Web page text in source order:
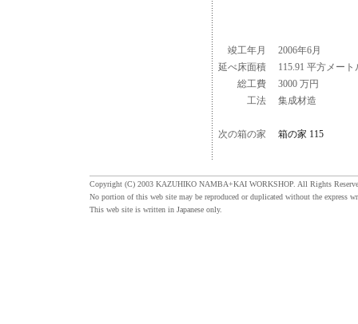
竣工年月
2006年6月
延べ床面積
115.91 平方メート
総工費
3000 万円
工法
集成材造
次の箱の家 箱の家 115
Copyright (C) 2003 KAZUHIKO NAMBA+KAI WORKSHOP. All Rights
No portion of this web site may be reproduced or duplicated without the express
This web site is written in Japanese only.